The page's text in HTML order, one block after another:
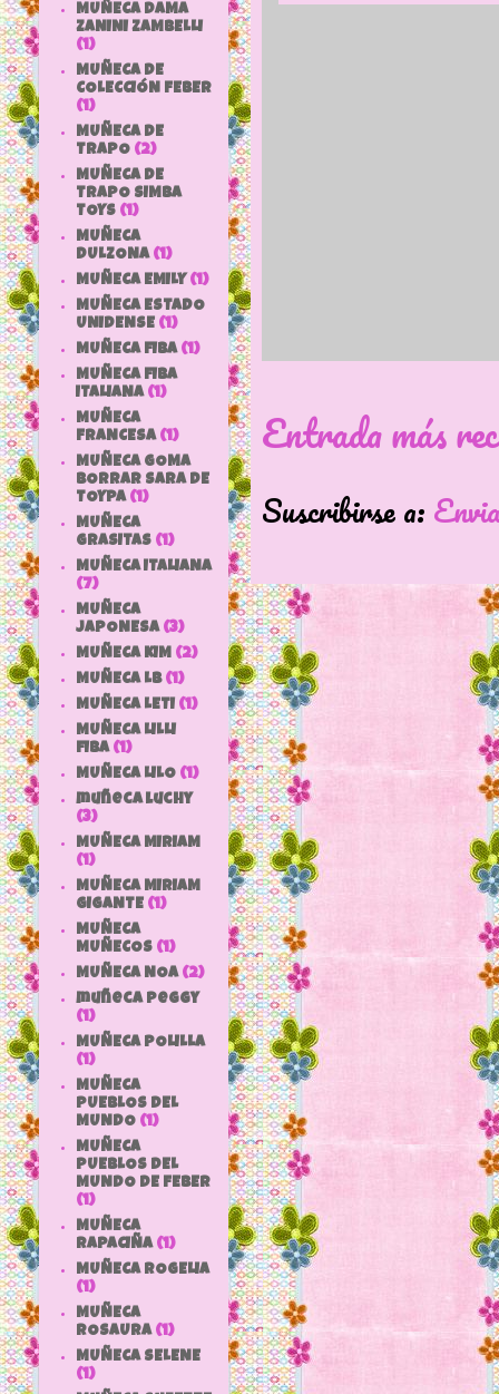
Entrada más
Suscribirse a:
MUÑECA DAMA
ZANINI ZAMBELLI
(1)
MUÑECA DE
COLECCIÓN FEBER
(1)
MUÑECA DE
TRAPO (2)
MUÑECA DE
TRAPO SIMBA
TOYS (1)
MUÑECA
DULZONA (1)
MUÑECA EMILY (1)
MUÑECA ESTADO
UNIDENSE (1)
MUÑECA FIBA (1)
MUÑECA FIBA
ITALIANA (1)
MUÑECA
FRANCESA (1)
MUÑECA GOMA
BORRAR SARA DE
TOYPA (1)
MUÑECA
GRASITAS (1)
MUÑECA ITALIANA
(7)
MUÑECA
JAPONESA (3)
MUÑECA KIM (2)
MUÑECA LB (1)
MUÑECA LETI (1)
MUÑECA LILLI
FIBA (1)
MUÑECA LILO (1)
muñeca luchy
(3)
MUÑECA MIRIAM
(1)
MUÑECA MIRIAM
GIGANTE (1)
MUÑECA
MUÑECOS (1)
MUÑECA NOA (2)
muñeca peggy
(1)
MUÑECA POLILLA
(1)
MUÑECA
PUEBLOS DEL
MUNDO (1)
MUÑECA
PUEBLOS DEL
MUNDO DE FEBER
(1)
MUÑECA
RAPACIÑA (1)
MUÑECA ROGELIA
(1)
MUÑECA
ROSAURA (1)
MUÑECA SELENE
(1)